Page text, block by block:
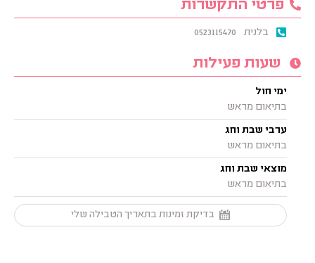
פרטי התקשרות
בלנית 0523115470
שעות פעילות
ימי חול
בתיאום מראש
ערבי שבת וחג
בתיאום מראש
מוצאי שבת וחג
בתיאום מראש
בדיקת זמינות בתאריך הטבילה שלי